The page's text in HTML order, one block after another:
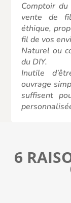
Comptoir
vente de
éthique,
fil de vos
Naturel ou
du DIY.
Inutile
ouvrage
suffisent
6